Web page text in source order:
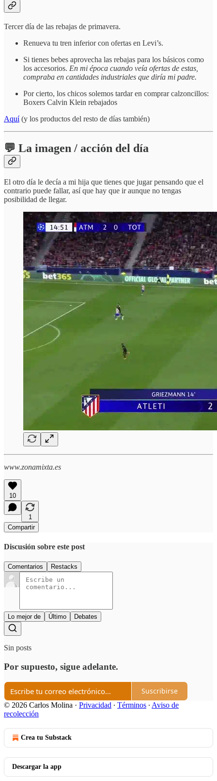
Tercer día de las rebajas de primavera.
Renueva tu tren inferior con ofertas en Levi’s.
Si tienes bebes aprovecha las rebajas para los básicos como
los accesorios. En mi época cuando veía ofertas de estas,
compraba en cantidades industriales que diría mi padre.
Por cierto, los chicos solemos tardar en comprar calzoncillos:
Boxers Calvin Klein rebajados
Aquí(y los productos del resto de días también)
💬 La imagen / acción del día
El otro día le decía a mi hija que tienes que jugar pensando que el
contrario puede fallar, así que hay que ir aunque no tengas
posibilidad de llegar.
www.zonamixta.es
10
1
Compartir
Discusión sobre este post
Comentarios Restacks
Lo mejor de Último Debates
Sin posts
Por supuesto, sigue adelante.
Suscribirse
© 2026 Carlos Molina · Privacidad ∙ Términos ∙ Aviso de
recolección
Crea tu Substack
Descargar la app